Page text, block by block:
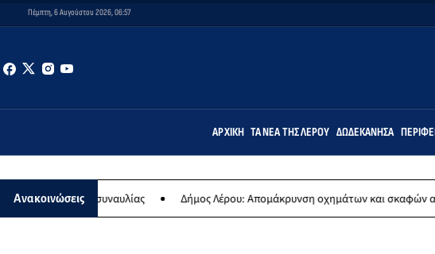
Πέμπτη, 6 Αυγούστου 2026, 06:57
ΑΡΧΙΚΉ ΤΑ ΝΈΑ ΤΗΣ ΛΈΡΟΥ ΔΩΔΕΚΆΝΗΣΑ
Ανακοινώσεις
συναυλίας Δήμος Λέρου: Απομάκρυνση οχημάτων και σκαφών από το